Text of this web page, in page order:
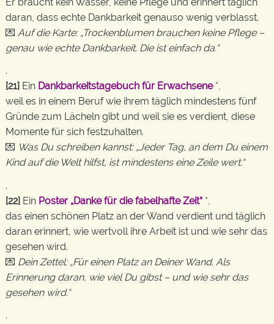
daran, dass echte Dankbarkeit genauso wenig verblasst.
💌 Auf die Karte: „Trockenblumen brauchen keine Pflege –
genau wie echte Dankbarkeit. Die ist einfach da.“
.
[21] Ein Dankbarkeitstagebuch für Erwachsene*,
weil es in einem Beruf wie ihrem täglich mindestens fünf
Gründe zum Lächeln gibt und weil sie es verdient, diese
Momente für sich festzuhalten.
💌 Was Du schreiben kannst: „Jeder Tag, an dem Du einem
Kind auf die Welt hilfst, ist mindestens eine Zeile wert.“
.
[22] Ein Poster „Danke für die fabelhafte Zeit“ *,
das einen schönen Platz an der Wand verdient und täglich
daran erinnert, wie wertvoll ihre Arbeit ist und wie sehr das
gesehen wird.
💌 Dein Zettel: „Für einen Platz an Deiner Wand. Als
Erinnerung daran, wie viel Du gibst – und wie sehr das
gesehen wird.“
.